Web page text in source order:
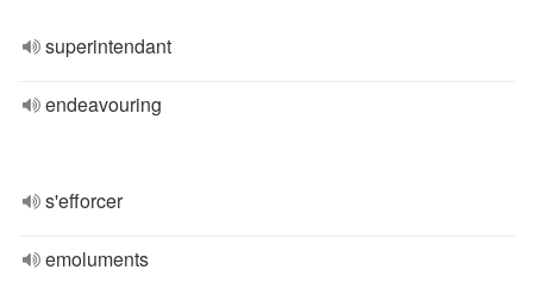
superintendant
endeavouring
s'efforcer
emoluments